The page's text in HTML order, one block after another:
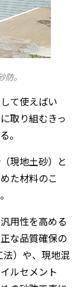
。
て使えばい
取り組むきっ
。
現地土砂）と
た材料のこ
用性を高める
な品質確保の
法）や、現地混
ルセメント